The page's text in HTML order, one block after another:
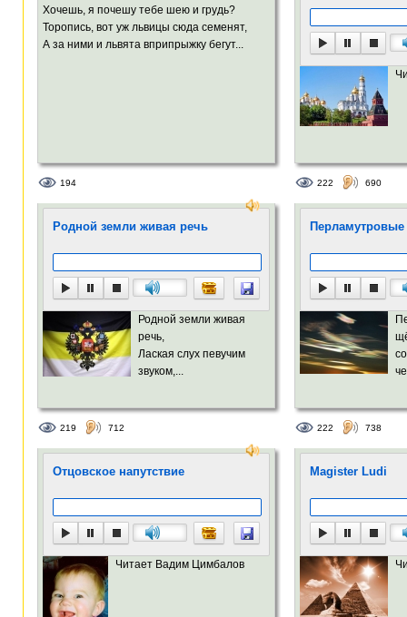
Хочешь, я почешу тебе шею и грудь?
Торопись, вот уж львицы сюда семенят,
А за ними и львята вприпрыжку бегут...
194 222 690
Родной земли живая речь
Родной земли живая
речь,
Лаская слух певучим
звуком,...
219 712 222 738
Отцовское напутствие
Читает Вадим Цимбалов
Magister Ludi